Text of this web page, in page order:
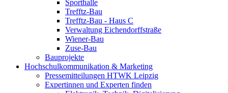
Sporthalle
Trefftz-Bau
Trefftz-Bau - Haus C
Verwaltung Eichendorffstraße
Wiener-Bau
Zuse-Bau
Bauprojekte
Hochschulkommunikation & Marketing
Pressemitteilungen HTWK Leipzig
Expertinnen und Experten finden